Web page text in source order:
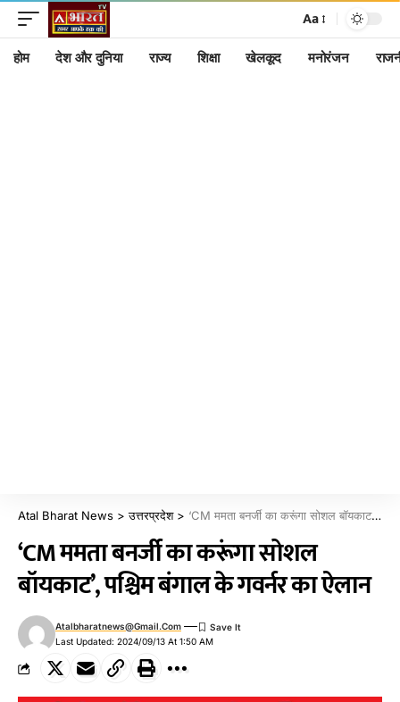
Aa
होम देश और दुनिया राज्य शिक्षा खेलकूद मनोरंजन
Atal Bharat News >उत्तरप्रदेश> ‘CM ममता बनर्जी का करूंगा सोशल बॉयकाट’, पश्चिम बंगाल के गवर्नर का ऐलान
‘CM ममता बनर्जी का करूंगा सोशल
बॉयकाट’, पश्चिम बंगाल के गवर्नर का ऐलान
Last Updated: 2024/09/13 At 1:50 AM
Atalbharatnews@gmail.com